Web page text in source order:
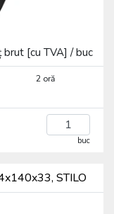
brut [cu TVA] / buc
2 oră
buc
STILO